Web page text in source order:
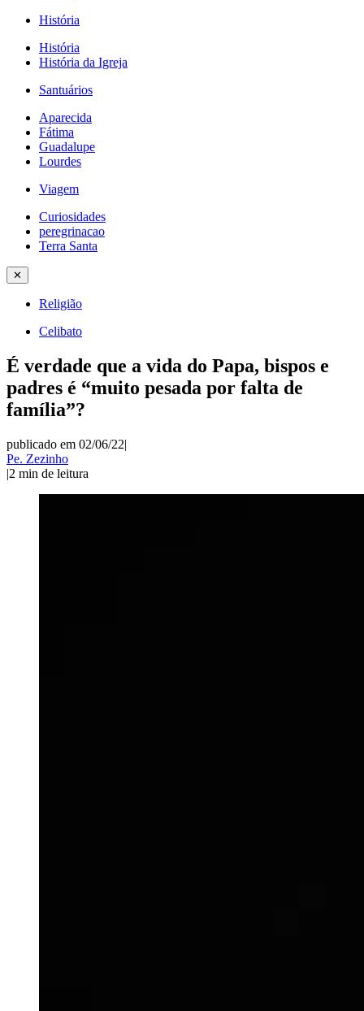
História
História
História da Igreja
Santuários
Aparecida
Fátima
Guadalupe
Lourdes
Viagem
Curiosidades
peregrinacao
Terra Santa
✕
Religião
Celibato
É verdade que a vida do Papa, bispos e
padres é “muito pesada por falta de
família”?
publicado em 02/06/22|
Pe. Zezinho
|2 min de leitura